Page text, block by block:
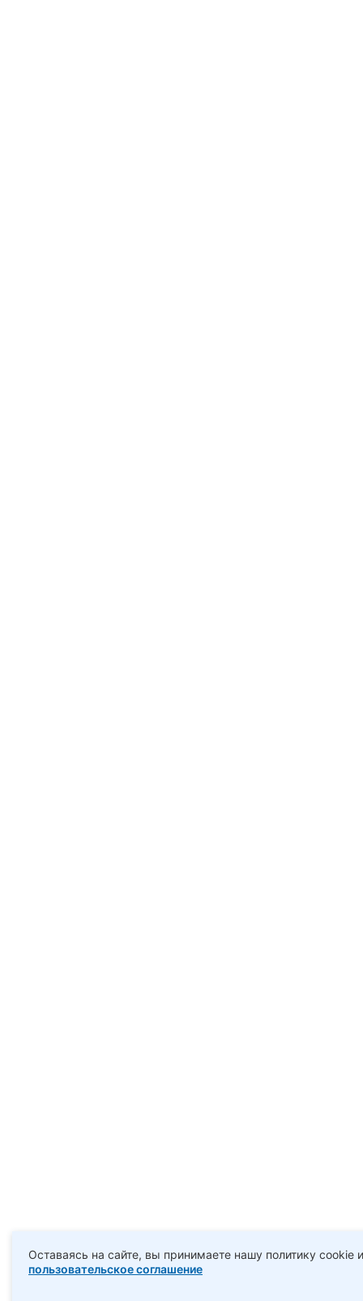
Оставаясь на сайте, вы принимаете нашу политику cookie и
пользовательское соглашение